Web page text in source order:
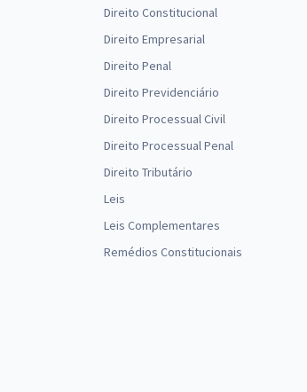
Direito Constitucional
Direito Empresarial
Direito Penal
Direito Previdenciário
Direito Processual Civil
Direito Processual Penal
Direito Tributário
Leis
Leis Complementares
Remédios Constitucionais